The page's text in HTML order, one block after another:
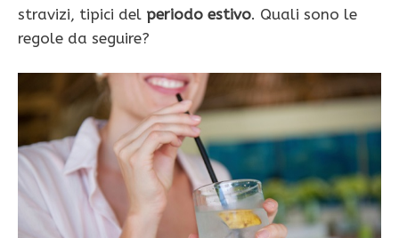
stravizi, tipici del periodo estivo. Quali sono le
regole da seguire?